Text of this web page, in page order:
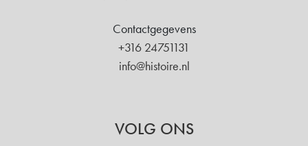
Contactgegevens
+316 24751131
info@histoire.nl
VOLG ONS